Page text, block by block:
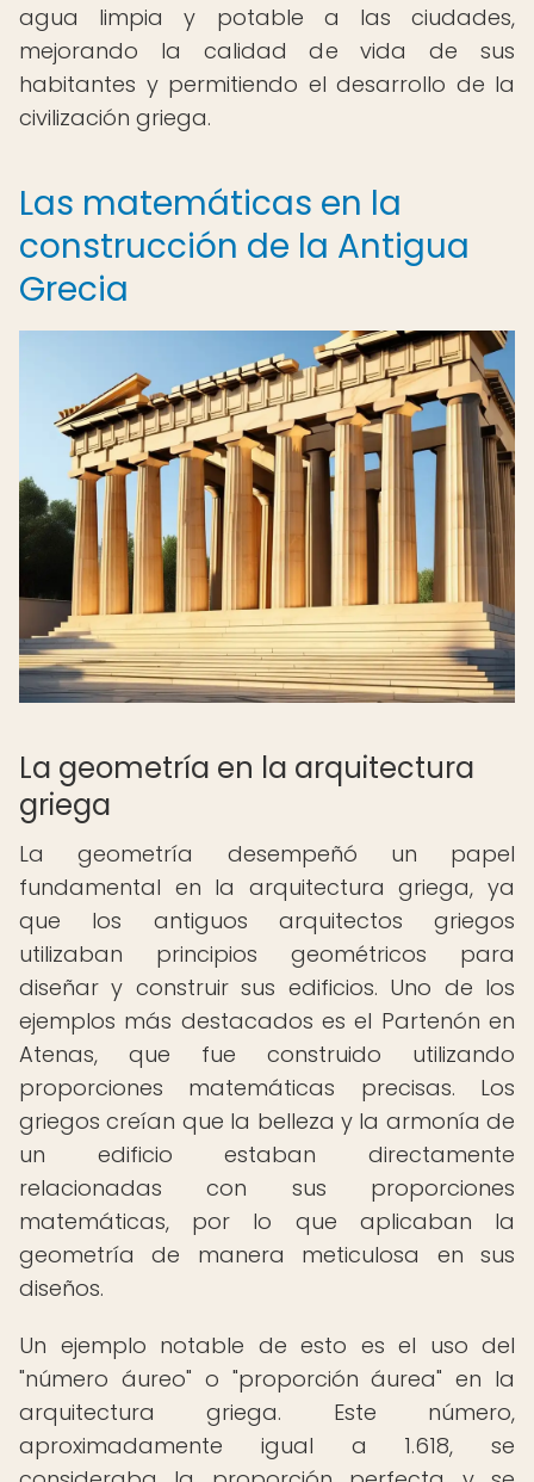
agua limpia y potable a las ciudades,
mejorando la calidad de vida de sus
habitantes y permitiendo el desarrollo de la
civilización griega.
Las matemáticas en la
construcción de la Antigua
Grecia
La geometría en la arquitectura
griega
La geometría desempeñó un papel
fundamental en la arquitectura griega, ya
que los antiguos arquitectos griegos
utilizaban principios geométricos para
diseñar y construir sus edificios. Uno de los
ejemplos más destacados es el Partenón en
Atenas, que fue construido utilizando
proporciones matemáticas precisas. Los
griegos creían que la belleza y la armonía de
un edificio estaban directamente
relacionadas con sus proporciones
matemáticas, por lo que aplicaban la
geometría de manera meticulosa en sus
diseños.
Un ejemplo notable de esto es el uso del
"número áureo" o "proporción áurea" en la
arquitectura griega. Este número,
aproximadamente igual a 1.618, se